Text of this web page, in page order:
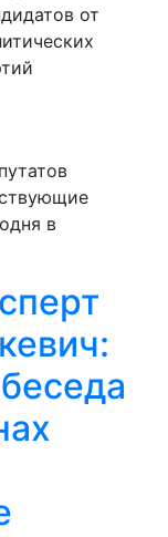
от
в